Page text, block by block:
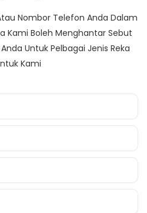
Nombor Telefon Anda Dalam
Kami Boleh Menghantar Sebut
Untuk Pelbagai Jenis Reka
Kami